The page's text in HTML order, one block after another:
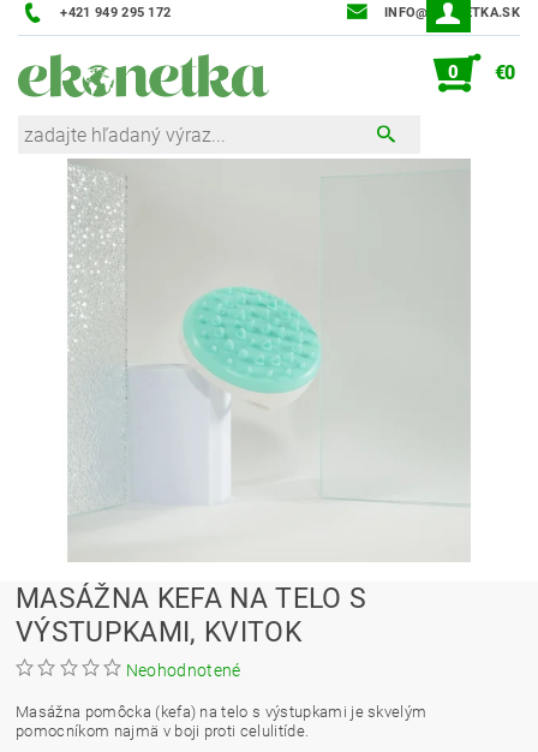
+421 949 295 172 INFO@EKONETKA.SK
0 €0
MASÁŽNA KEFA NA TELO S
VÝSTUPKAMI, KVITOK
Neohodnotené
Masážna pomôcka (kefa) na telo s výstupkami je skvelým
pomocníkom najmä v boji proti celulitíde.